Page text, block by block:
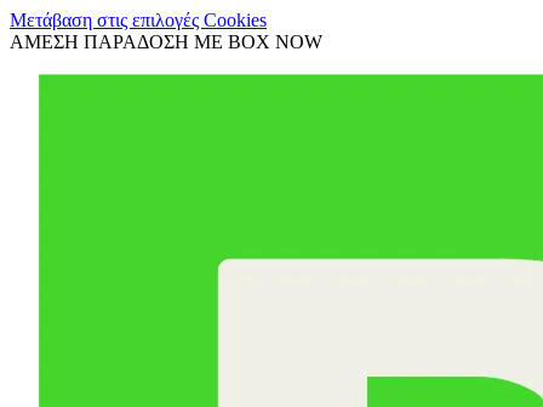
Μετάβαση στις επιλογές Cookies
ΑΜΕΣΗ ΠΑΡΑΔΟΣΗ ΜΕ BOX NOW